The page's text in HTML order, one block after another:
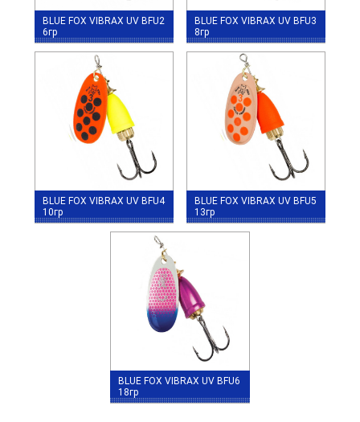
BLUE FOX VIBRAX UV BFU2
6гр
BLUE FOX VIBRAX UV BFU3
8гр
BLUE FOX VIBRAX UV BFU4
10гр
BLUE FOX VIBRAX UV BFU5
13гр
BLUE FOX VIBRAX UV BFU6
18гр